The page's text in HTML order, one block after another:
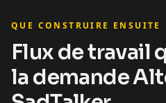
Beauty 01 Beauty 02
Beauty 04 Beauty 05
QUE CONSTRUIRE ENSUITE
Flux de travail
la demande